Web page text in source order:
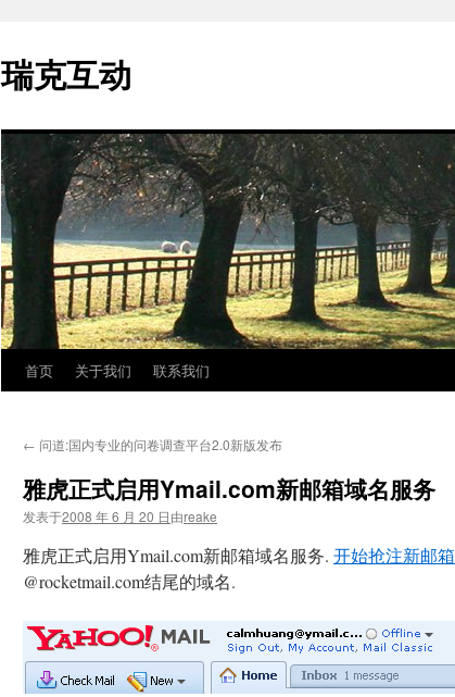
瑞克互动
文
首页 关于我们 联系我们
← 问道:国内专业的问卷调查平台2.0新版发布
雅虎正式启用Ymail.com新邮箱域名服务
发表于2008 年 6 月 20 日由reake
雅虎正式启用Ymail.com新邮箱域名服务. 开始抢注新邮箱
@rocketmail.com结尾的域名.